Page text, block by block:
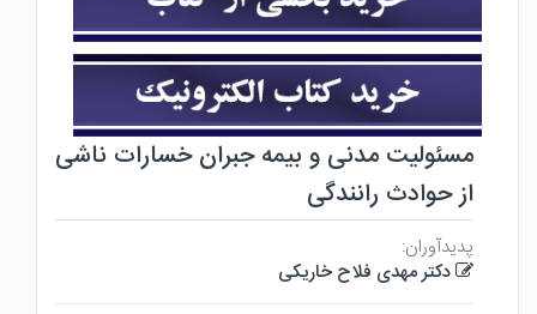
مسئولیت مدنی و بیمه جبران خسارات ناشی
از حوادث رانندگی
پدیدآوران:
دکتر مهدی فلاح خاریکی